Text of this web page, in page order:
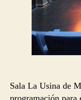
Sala La Usina de
programación para